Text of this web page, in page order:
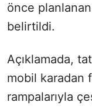
önce
belirtildi.
Açıklamada,
mobil karadan
rampalarıyla